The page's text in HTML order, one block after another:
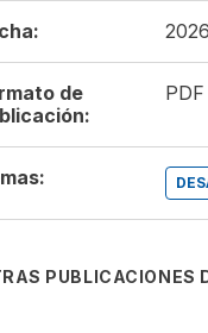
2026
de
PDF
PUBLICACIONES